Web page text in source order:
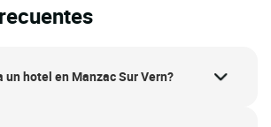
un hotel en Manzac Sur Vern?